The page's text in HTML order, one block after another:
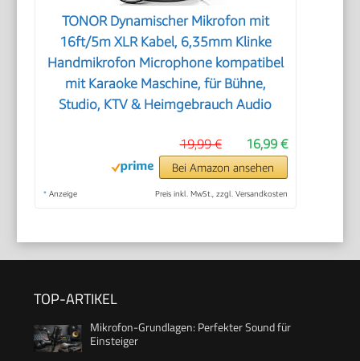
TONOR Dynamischer Mikrofon mit
16ft/5m XLR Kabel, 6,35mm Klinke
Handmikrofon Microphone kompatibel
mit Karaoke Maschine, für Bühne,
Studio, KTV & Heimgebrauch Audio
16,99 €
19,99 €
Bei Amazon ansehen
* Anzeige Preis inkl. MwSt., zzgl. Versandkosten
TOP-ARTIKEL
Mikrofon-Grundlagen: Perfekter Sound für
Einsteiger